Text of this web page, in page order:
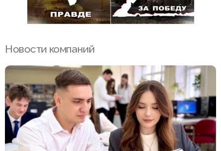
Новости компаний